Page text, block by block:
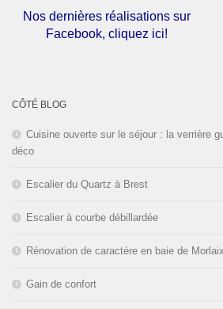
Nos dernières réalisations sur
L'entreprise est fermée pour les
congés d'été du01 au 30 Août
2026inclus. Bonnes vacances!
CÔTÉ BLOG
Cuisine ouverte sur le séjour : la verrière
déco
Escalier du Quartz à Brest
Escalier à courbe débillardée
Rénovation de caractère en baie de Morlaix
Gain de confort